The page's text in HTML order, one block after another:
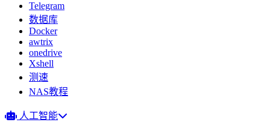
Telegram
数据库
Docker
awtrix
onedrive
Xshell
测速
NAS教程
人工智能